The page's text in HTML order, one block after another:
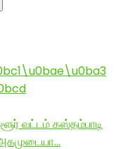
வட்டம் கஸ்தம்பாடி